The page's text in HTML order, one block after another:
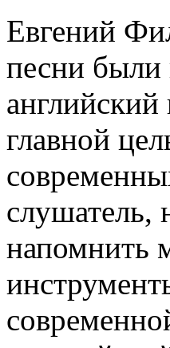
Евгений
песни были
главной
слушатель,
напомнить